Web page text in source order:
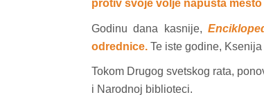
protiv svoje volje napušta
Godinu dana kasnije,
odrednice. Te iste godine,
Tokom Drugog svetskog rata,
i Narodnoj biblioteci.